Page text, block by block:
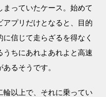
っていたケース。始めて
アプリだけとなると、目的
信じて走らざるを得なく
うちにあれよあれよと高速
るそうです。
輪以上で、それに乗ってい